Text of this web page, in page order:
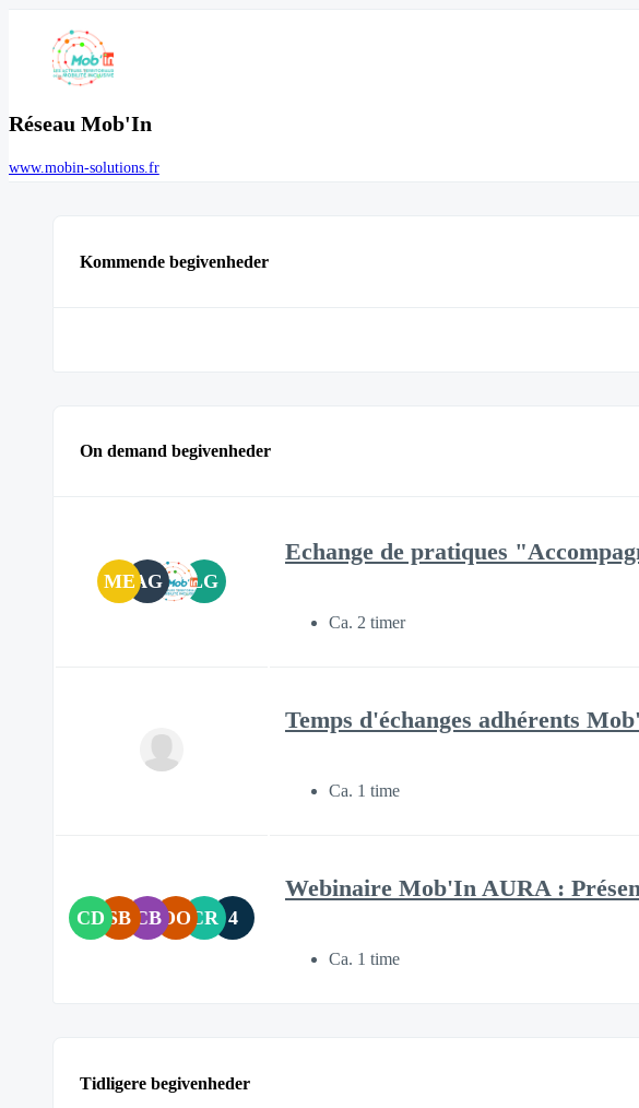
Réseau Mob'In
www.mobin-solutions.fr
Kommende begivenheder
On demand begivenheder
MEAG LG
Echange de pratiques
Ca. 2 timer
Temps d'échanges adhérents
Ca. 1 time
CD SB CBOO CR 4
Webinaire Mob'In AURA :
Ca. 1 time
Tidligere begivenheder